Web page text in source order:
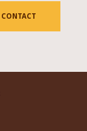
CONTACT